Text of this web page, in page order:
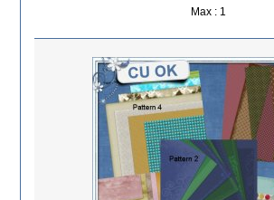
Max : 1